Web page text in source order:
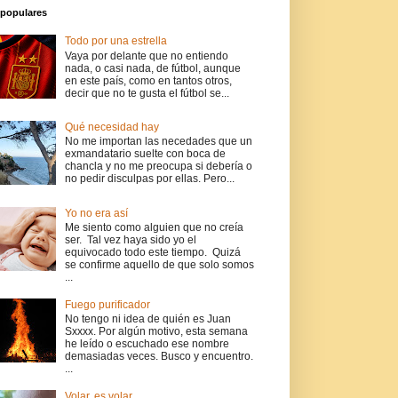
Todo por una estrella
Vaya por delante que no entiendo
nada, o casi nada, de fútbol, aunque
en este país, como en tantos otros,
decir que no te gusta el fútbol se...
Qué necesidad hay
No me importan las necedades que un
exmandatario suelte con boca de
chancla y no me preocupa si debería o
no pedir disculpas por ellas. Pero...
Yo no era así
Me siento como alguien que no creía
ser. Tal vez haya sido yo el
equivocado todo este tiempo. Quizá
se confirme aquello de que solo somos
...
Fuego purificador
No tengo ni idea de quién es Juan
Sxxxx. Por algún motivo, esta semana
he leído o escuchado ese nombre
demasiadas veces. Busco y encuentro.
...